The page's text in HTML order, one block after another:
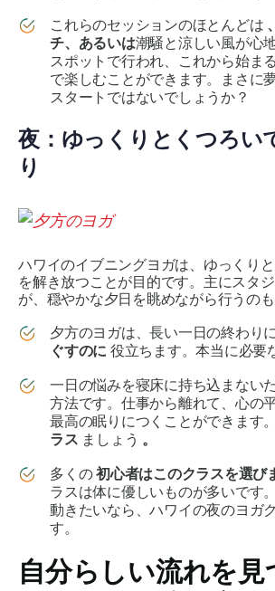
これらのセッションのほとんどは
チ、あるいは潮騒と涼しい風が心
スポットで行われ、これから始ま
で楽しむことができます。まさに
スタートではないでしょうか？
夜：ゆっくりとくつろい
り
ハワイのイブニングヨガは、ゆっくり
を解き放つことが目的です。主にスタ
が、穏やかな夕日を眺めながら行うの
夕方のヨガは、長い一日の終わり
ぐすのに 役立ちます。本当に必要
一日の悩みを寝床に持ち込まない
方法です。仕事から離れて、心の
最高の眠りにつくことができます。
ラス ましょう 。
多くの初心者はこのクラスを選び
ラスは体に優しいものが多いです
動きたいなら、ハワイの夜のヨガ
す。
自分らしい流れを見